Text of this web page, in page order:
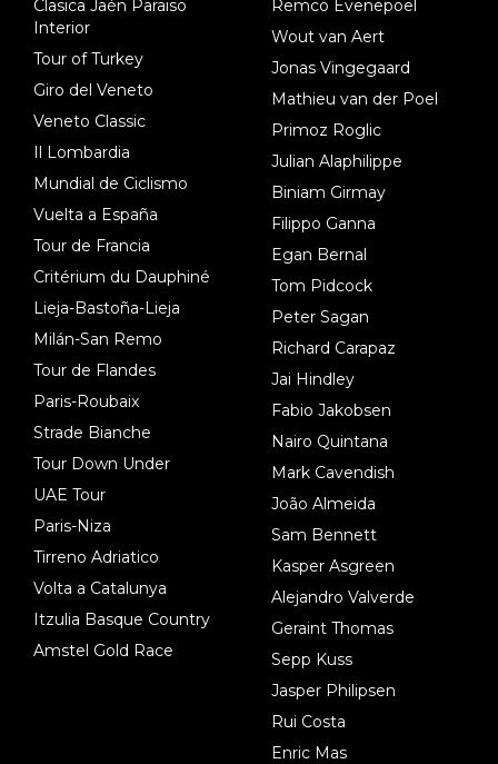
Clasica Jaén Paraiso
Interior
Tour of Turkey
Giro del Veneto
Veneto Classic
Il Lombardia
Mundial de Ciclismo
Vuelta a España
Tour de Francia
Critérium du Dauphiné
Lieja-Bastoña-Lieja
Milán-San Remo
Tour de Flandes
Paris-Roubaix
Strade Bianche
Tour Down Under
UAE Tour
Paris-Niza
Tirreno Adriatico
Volta a Catalunya
Itzulia Basque Country
Amstel Gold Race
Remco Evenepoel
Wout van Aert
Jonas Vingegaard
Mathieu van der Poel
Primoz Roglic
Julian Alaphilippe
Biniam Girmay
Filippo Ganna
Egan Bernal
Tom Pidcock
Peter Sagan
Richard Carapaz
Jai Hindley
Fabio Jakobsen
Nairo Quintana
Mark Cavendish
João Almeida
Sam Bennett
Kasper Asgreen
Alejandro Valverde
Geraint Thomas
Sepp Kuss
Jasper Philipsen
Rui Costa
Enric Mas